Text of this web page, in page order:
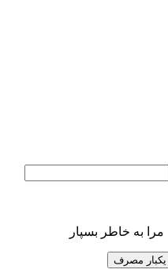
مرا به خاطر بسپار
یکبار مصرف